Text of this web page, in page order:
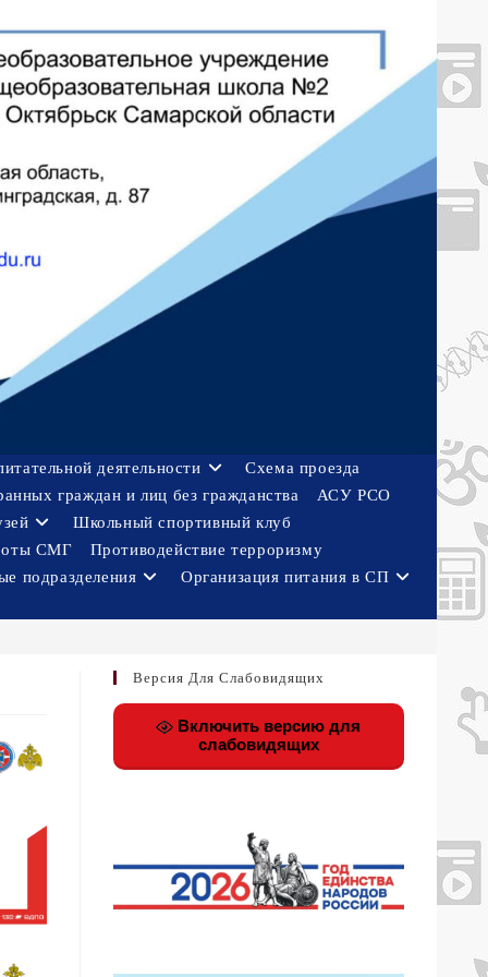
деятельности
Схема проезда
граждан и лиц без гражданства
АСУ РСО
Школьный спортивный клуб
СМГ
Противодействие терроризму
подразделения
Организация питания в СП
Версия Для Слабовидящих
Включить версию для
слабовидящих